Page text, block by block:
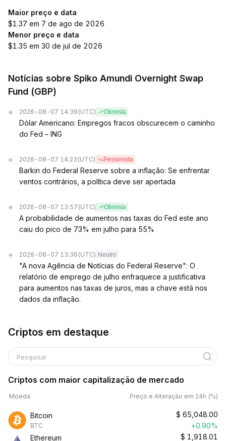
Maior preço e data
$1.37 em 7 de ago de 2026
Menor preço e data
$1.35 em 30 de jul de 2026
Notícias sobre Spiko Amundi Overnight Swap
Fund (GBP)
2026-08-07 14:39 (UTC) Otimista
Dólar Americano: Empregos fracos obscurecem o caminho
do Fed – ING
2026-08-07 14:23 (UTC) Pessimista
Barkin do Federal Reserve sobre a inflação: Se enfrentar
ventos contrários, a política deve ser apertada
2026-08-07 13:57 (UTC) Otimista
A probabilidade de aumentos nas taxas do Fed este ano
caiu do pico de 73% em julho para 55%
2026-08-07 13:36 (UTC) Neutro
"A nova Agência de Notícias do Federal Reserve": O
relatório de emprego de julho enfraquece a justificativa
para aumentos nas taxas de juros, mas a chave está nos
dados da inflação.
Criptos em destaque
Pesquisar
Criptos com maior capitalização de mercado
Moeda Preço e Alteração em 24h (%)
Bitcoin
BTC
$ 65,048.00
+0.90%
Ethereum
$ 1,918.01